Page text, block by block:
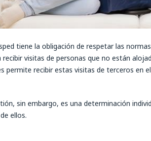
tiene la obligación de respetar las
recibir visitas de personas que no están
permite recibir estas visitas de terceros en
sin embargo, es una determinación
ellos.